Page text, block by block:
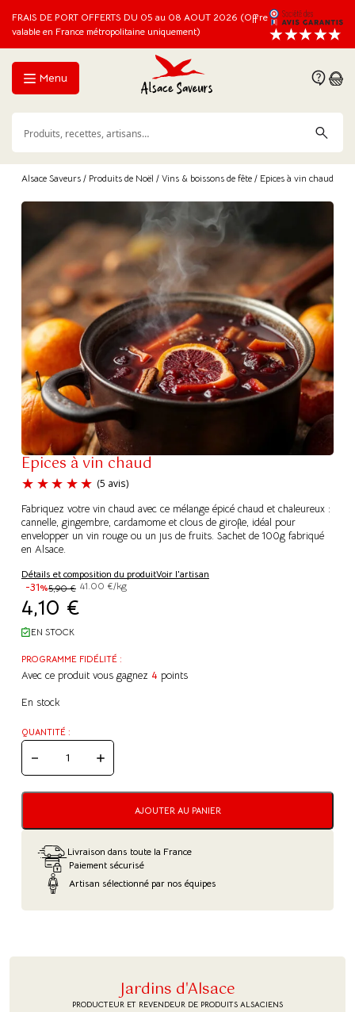
FRAIS DE PORT OFFERTS DU 05 au 08 AOUT 2026 (Offre
valable en France métropolitaine uniquement)
Menu
Alsace Saveurs / Produits de Noël / Vins & boissons de fête / Epices à vin chaud
Epices à vin chaud
(5 avis)
Fabriquez votre vin chaud avec ce mélange épicé chaud et chaleureux :
cannelle, gingembre, cardamome et clous de girofle, idéal pour
envelopper un vin rouge ou un jus de fruits. Sachet de 100g fabriqué
en Alsace.
Détails et composition du produitVoir l'artisan
-31%5,90€
4,10 €
41.00 €/kg
EN STOCK
PROGRAMME FIDÉLITÉ :
Avec ce produit vous gagnez 4 points
En stock
QUANTITÉ :
QUANTITÉ
DE
À
AJOUTER AU PANIER
Livraison dans toute la France
Paiement sécurisé
Artisan sélectionné par nos équipes
Jardins d'Alsace
PRODUCTEUR ET REVENDEUR DE PRODUITS ALSACIENS